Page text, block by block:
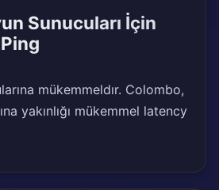
Sunucuları İçin
mükemmeldır. Colombo,
yakınlığı mükemmel latency